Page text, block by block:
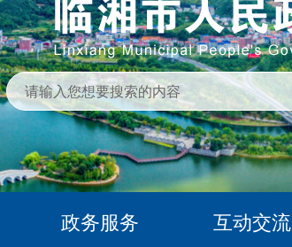
政务服务 互动交流